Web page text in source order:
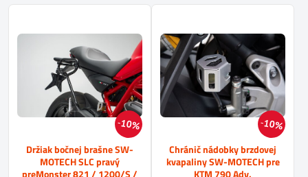
10%
Držiak bočnej brašne SW-
MOTECH SLC pravý
preMonster 821 / 1200/S /
10%
Chránič nádobky brzdovej
kvapaliny SW-MOTECH pre
KTM 790 Adv.